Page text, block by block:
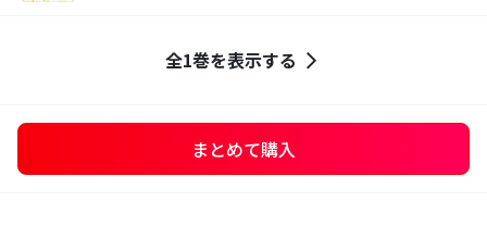
全1巻を表示する
まとめて購入